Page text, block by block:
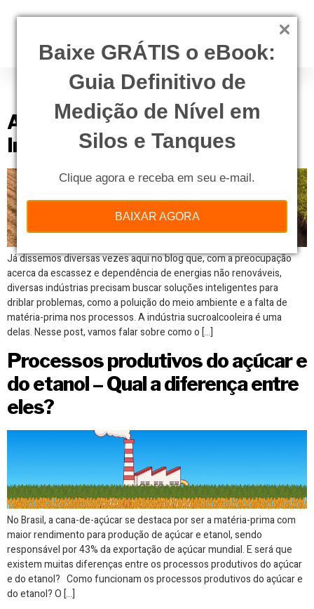
Baixe GRÁTIS o eBook:
Guia Definitivo de
Medição de Nível em
Silos e Tanques
Clique agora e receba em seu e-mail.
BAIXAR AGORA
Tag:cana
Aproveitamento da Vinhaça na
Indústria Sucroalcooleira
Já dissemos diversas vezes aqui no blog que, com a preocupação
acerca da escassez e dependência de energias não renováveis,
diversas indústrias precisam buscar soluções inteligentes para
driblar problemas, como a poluição do meio ambiente e a falta de
matéria-prima nos processos. A indústria sucroalcooleira é uma
delas. Nesse post, vamos falar sobre como o […]
Processos produtivos do açúcar e
do etanol – Qual a diferença entre
eles?
No Brasil, a cana-de-açúcar se destaca por ser a matéria-prima com
maior rendimento para produção de açúcar e etanol, sendo
responsável por 43% da exportação de açúcar mundial. E será que
existem muitas diferenças entre os processos produtivos do açúcar
e do etanol? Como funcionam os processos produtivos do açúcar e
do etanol? O […]